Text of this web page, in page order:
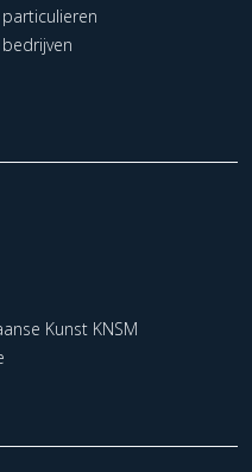
Kunst KNSM